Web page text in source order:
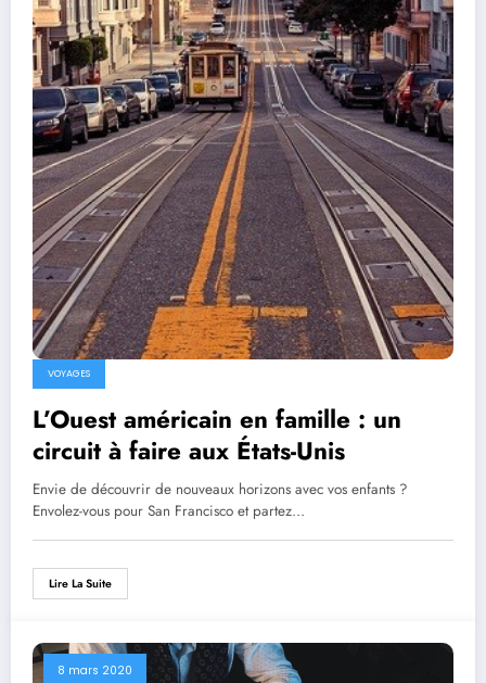
VOYAGES
L’Ouest américain en famille : un
circuit à faire aux États-Unis
Envie de découvrir de nouveaux horizons avec vos enfants ?
Envolez-vous pour San Francisco et partez…
Lire La Suite
8 mars 2020